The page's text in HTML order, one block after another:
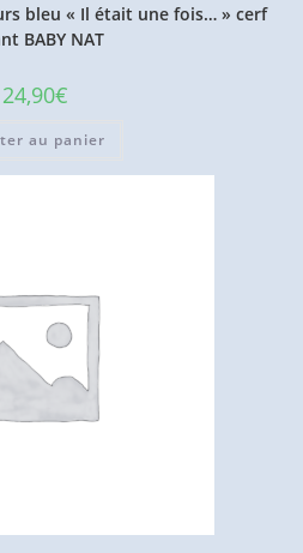
bleu « Il était une fois… » cerf
BABY NAT
24,90€
au panier